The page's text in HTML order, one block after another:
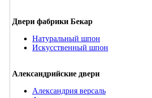
Двери фабрики Бекар
Натуральный шпон
Искусственный шпон
Александрийские двери
Александрия версаль